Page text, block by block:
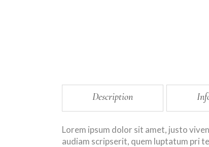
Description
Lorem ipsum dolor sit amet, justo
audiam scripserit, quem luptatum pri